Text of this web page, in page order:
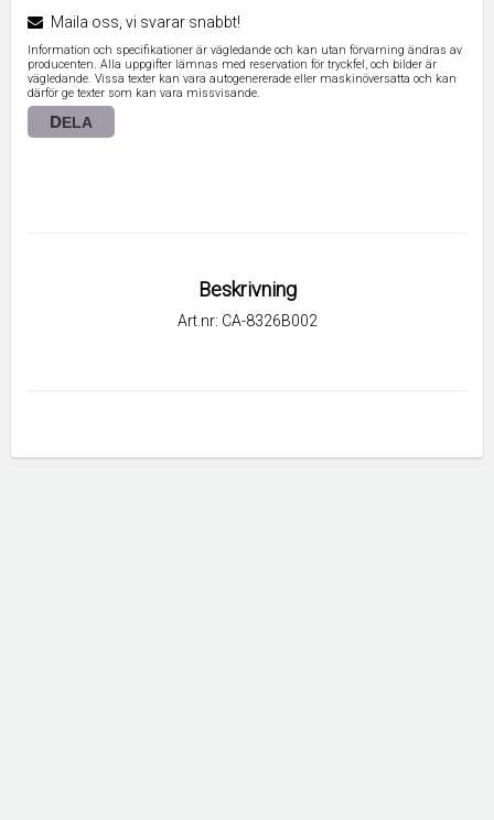
Maila oss, vi svarar snabbt!
Information och specifikationer är vägledande och kan utan förvarning ändras av
producenten. Alla uppgifter lämnas med reservation för tryckfel, och bilder är
vägledande. Vissa texter kan vara autogenererade eller maskinöversatta och kan
därför ge texter som kan vara missvisande.
DELA
Beskrivning
Art.nr: CA-8326B002